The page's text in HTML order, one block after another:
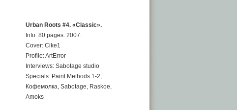
Urban Roots #4. «Classic».
Info: 80 pages. 2007.
Cover: Cike1
Profile: ArtError
Interviews: Sabotage studio
Specials: Paint Methods 1-2,
Кофемолка, Sabotage, Raskoe,
Amoks